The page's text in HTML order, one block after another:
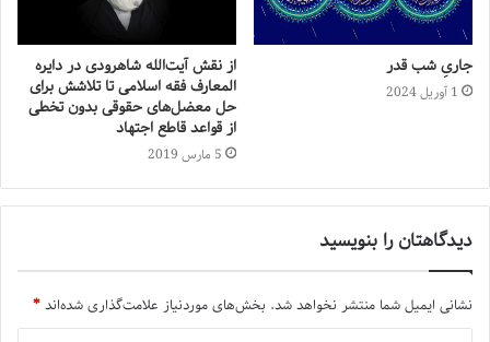
جاریِ شب قدر
1 آوریل 2024
از نقش آیت‌الله شاهرودی در دایره
المعارف فقه اسلامی تا تلاشش برای
حل معضل‌های حقوقی بدون تخطی
از قواعد قاطع اجتهاد
5 مارس 2019
دیدگاهتان را بنویسید
نشانی ایمیل شما منتشر نخواهد شد. بخش‌های موردنیاز علامت‌گذاری شده‌اند*